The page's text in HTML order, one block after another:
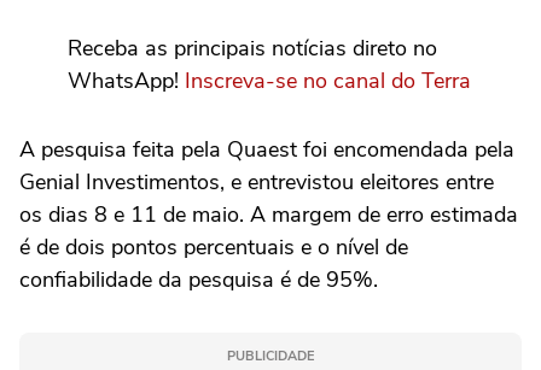
Receba as principais notícias direto no
WhatsApp! Inscreva-se no canal do Terra
A pesquisa feita pela Quaest foi encomendada pela
Genial Investimentos, e entrevistou eleitores entre
os dias 8 e 11 de maio. A margem de erro estimada
é de dois pontos percentuais e o nível de
confiabilidade da pesquisa é de 95%.
PUBLICIDADE